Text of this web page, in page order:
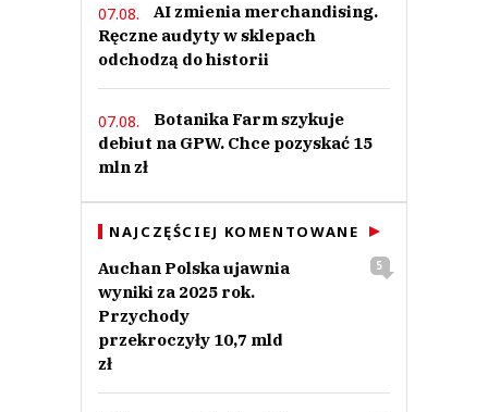
07.08.
AI zmienia merchandising.
Ręczne audyty w sklepach
odchodzą do historii
07.08.
Botanika Farm szykuje
debiut na GPW. Chce pozyskać 15
mln zł
NAJCZĘŚCIEJ KOMENTOWANE
Auchan Polska ujawnia
wyniki za 2025 rok.
Przychody
przekroczyły 10,7 mld
zł
5